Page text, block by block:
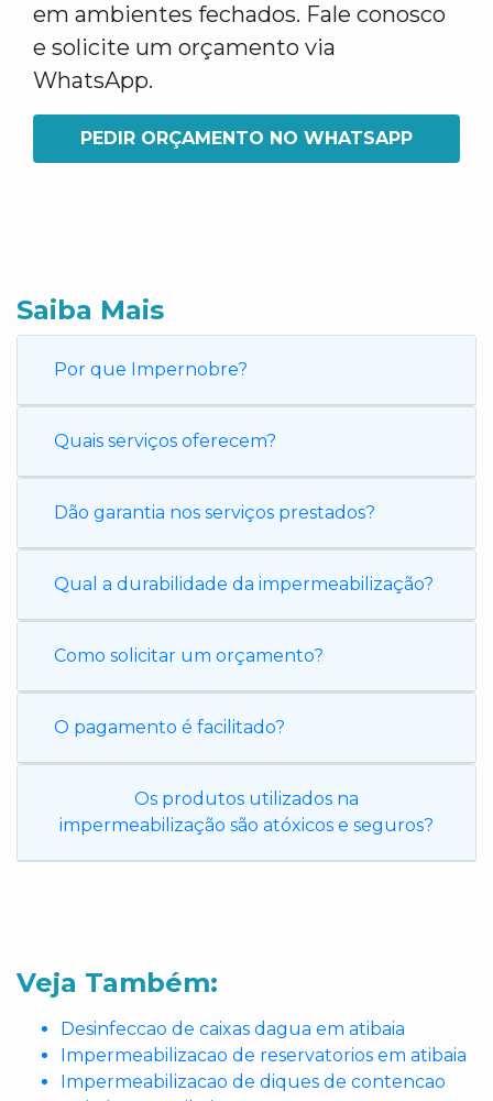
em ambientes fechados. Fale conosco
e solicite um orçamento via
WhatsApp.
PEDIR ORÇAMENTO NO WHATSAPP
Saiba Mais
Por que Impernobre?
Quais serviços oferecem?
Dão garantia nos serviços prestados?
Qual a durabilidade da impermeabilização?
Como solicitar um orçamento?
O pagamento é facilitado?
Os produtos utilizados na
impermeabilização são atóxicos e seguros?
Veja Também:
Desinfeccao de caixas dagua em atibaia
Impermeabilizacao de reservatorios em atibaia
Impermeabilizacao de diques de contencao